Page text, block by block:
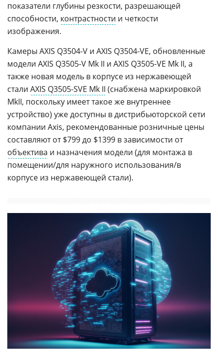
показатели глубины резкости, разрешающей
способности, контрастности и четкости
изображения.
Камеры AXIS Q3504-V и AXIS Q3504-VE, обновленные
модели AXIS Q3505-V Mk II и AXIS Q3505-VE Mk II, а
также новая модель в корпусе из нержавеющей
стали AXIS Q3505-SVE Mk II (снабжена маркировкой
MkII, поскольку имеет такое же внутреннее
устройство) уже доступны в дистрибьюторской сети
компании Axis, рекомендованные розничные цены
составляют от $799 до $1399 в зависимости от
объектива и назначения модели (для монтажа в
помещении/для наружного использования/в
корпусе из нержавеющей стали).